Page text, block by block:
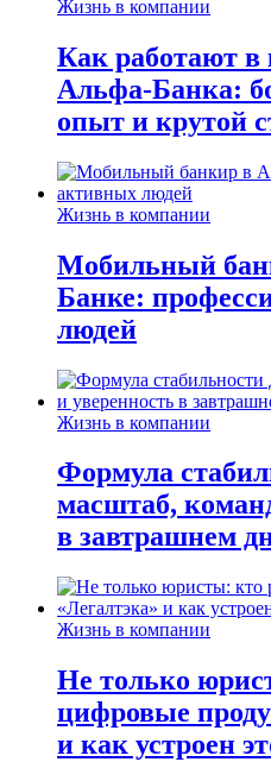
Жизнь в компании
Как работают в
Альфа-Банка:
опыт и крутой
Жизнь в компании
Мобильный
Банке:
людей
Жизнь в компании
Формула
масштаб,
в завтрашнем
Жизнь в компании
Не только
цифровые
и как устроен